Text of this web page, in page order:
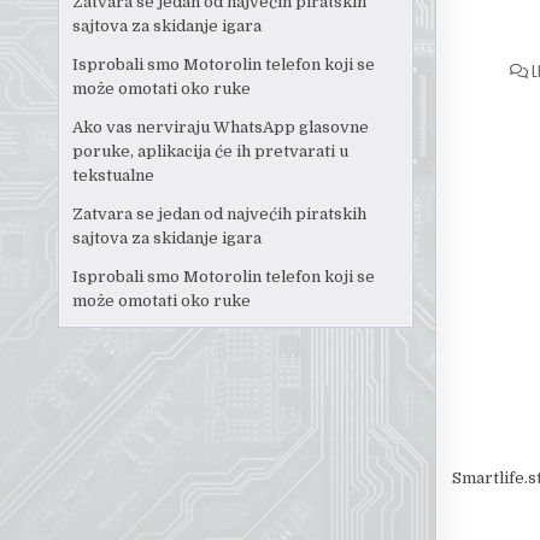
sajtova za skidanje igara
Isprobali smo Motorolin telefon koji se
može omotati oko ruke
Ako vas nerviraju WhatsApp glasovne
poruke, aplikacija će ih pretvarati u
tekstualne
Zatvara se jedan od najvećih piratskih
sajtova za skidanje igara
Isprobali smo Motorolin telefon koji se
može omotati oko ruke